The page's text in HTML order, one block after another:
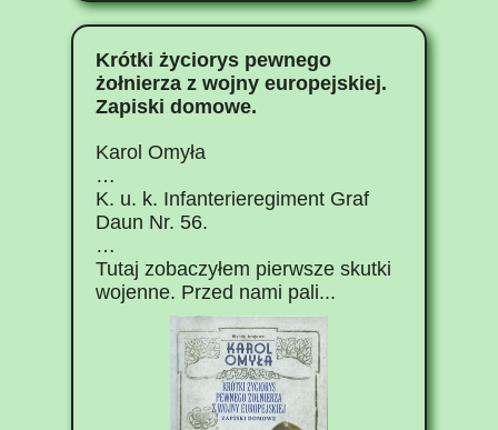
Krótki życiorys pewnego
żołnierza z wojny europejskiej.
Zapiski domowe.
Karol Omyła
…
K. u. k. Infanterieregiment Graf
Daun Nr. 56.
…
Tutaj zobaczyłem pierwsze skutki
wojenne. Przed nami pali...